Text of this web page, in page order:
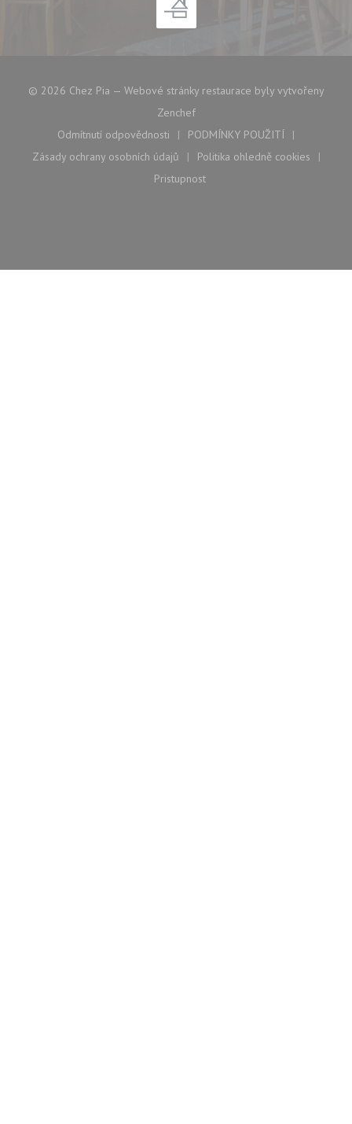
© 2026 Chez Pia — Webové stránky restaurace byly vytvořeny
Zenchef((otevře se v novém okně))
Odmítnutí odpovědnosti
((otevře se v novém okně))
PODMÍNKY POUŽITÍ
((otevře se v novém
Zásady ochrany osobních údajů
((otevře se v novém okně))
Politika ohledně cookies
((otevře se v
Pristupnost
((otevře se v novém okně))